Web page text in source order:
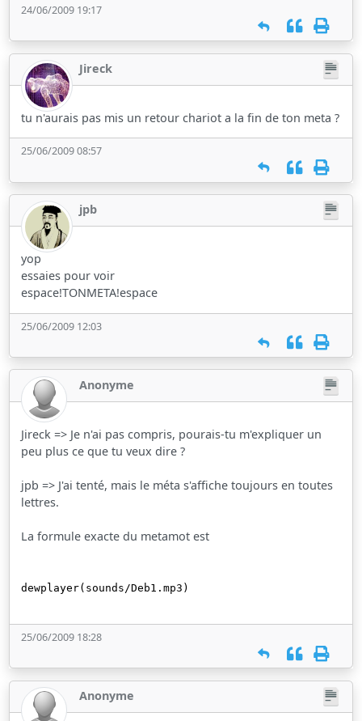
24/06/2009 19:17
Jireck
tu n'aurais pas mis un retour chariot a la fin de ton meta ?
25/06/2009 08:57
jpb
yop
essaies pour voir
espace!TONMETA!espace
25/06/2009 12:03
Anonyme
Jireck => Je n'ai pas compris, pourais-tu m'expliquer un
peu plus ce que tu veux dire ?
jpb => J'ai tenté, mais le méta s'affiche toujours en toutes
lettres.
La formule exacte du metamot est
dewplayer(sounds/Deb1.mp3)
25/06/2009 18:28
Anonyme